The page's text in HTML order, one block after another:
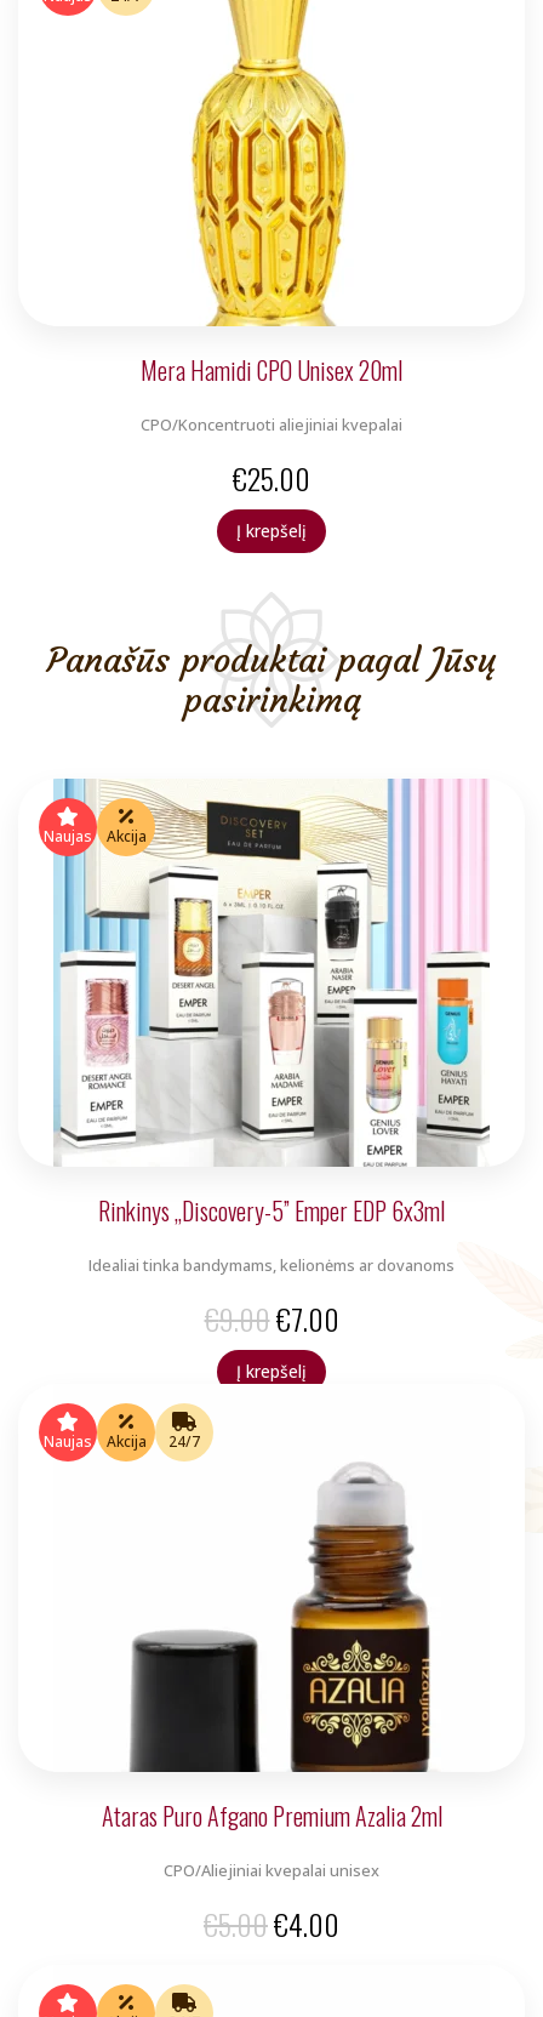
Mera Hamidi CPO Unisex 20ml
CPO/Koncentruoti aliejiniai kvepalai
€25.00
Į krepšelį
Panašūs produktai pagal Jūsų
pasirinkimą
Naujas Akcija
Rinkinys „Discovery-5” Emper EDP 6x3ml
Idealiai tinka bandymams, kelionėms ar dovanoms
€9.00Original
price
€7.00
Į krepšelį
Naujas Akcija 24/7
Ataras Puro Afgano Premium Azalia 2ml
CPO/Aliejiniai kvepalai unisex
€5.00Original
€4.00